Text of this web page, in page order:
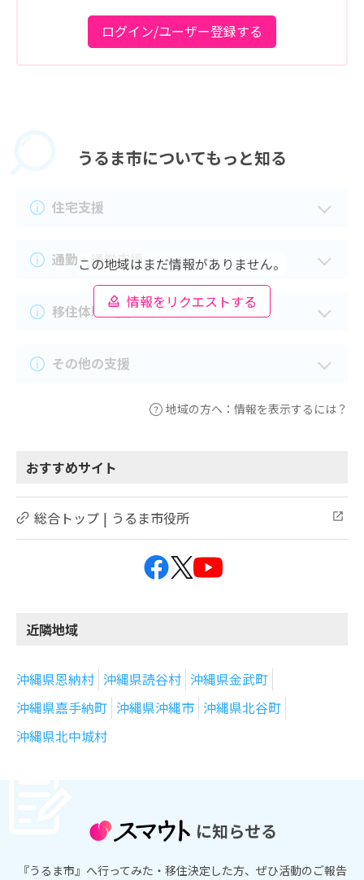
ログイン/ユーザー登録する
うるま市についてもっと知る
この地域はまだ情報がありません。
情報をリクエストする
住宅支援
通勤・通学支援
移住体験支援
その他の支援
地域の方へ：情報を表示するには？
おすすめサイト
総合トップ | うるま市役所
近隣地域
沖縄県恩納村 沖縄県読谷村 沖縄県金武町
沖縄県嘉手納町 沖縄県沖縄市 沖縄県北谷町
沖縄県北中城村
に知らせる
『うるま市』へ行ってみた・移住決定した方、ぜひ活動のご報告